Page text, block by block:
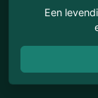
Een